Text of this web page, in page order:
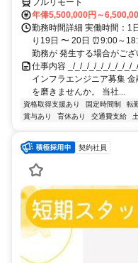
年俸5,500,000円～
勤務時間詳細 実働時間：1
り19日 〜 20日 ⏰9:00～
勤務が 発生する場合がござ
仕事内容 _/_/_/_/_/_/_/_/_/
インフラエンジニア募集
を磨きませんか。 当社...
資格取得支援あり 固定時間制 転
賞与あり
育休あり 交通費支給
契約社員